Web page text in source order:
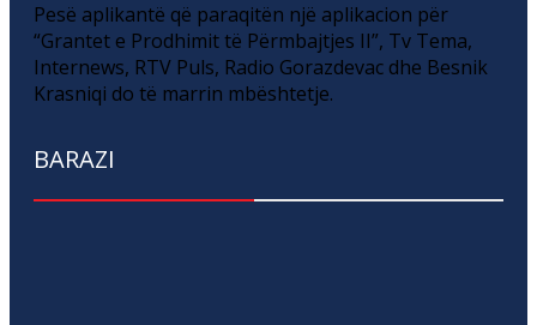
Pesë aplikantë që paraqitën një aplikacion për
“Grantet e Prodhimit të Përmbajtjes II”, Tv Tema,
Internews, RTV Puls, Radio Gorazdevac dhe Besnik
Krasniqi do të marrin mbështetje.
BARAZI